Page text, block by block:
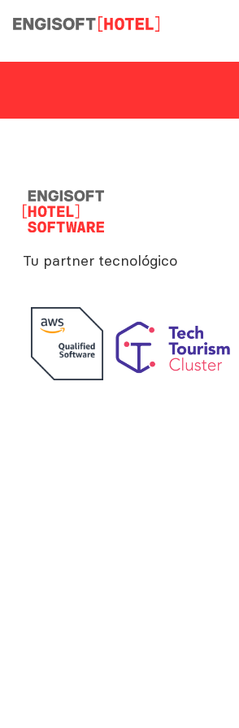
Tu partner tecnológico